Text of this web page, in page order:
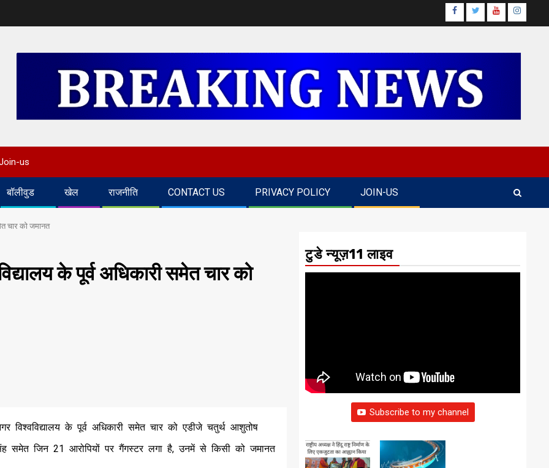
Facebook
TwitterYoutube
us
बॉलीवुड खेल राजनीति CONTACT US PRIVACY POLICY JOIN-US
चार को जमानत
के पूर्व अधिकारी समेत चार को
के पूर्व अधिकारी समेत चार को एडीजे चतुर्थ आशुतोष
समेत जिन 21 आरोपियों पर गैंगस्टर लगा है, उनमें से किसी को जमानत
टुडे न्यूज़11 लाइव
Subscribe to my channel